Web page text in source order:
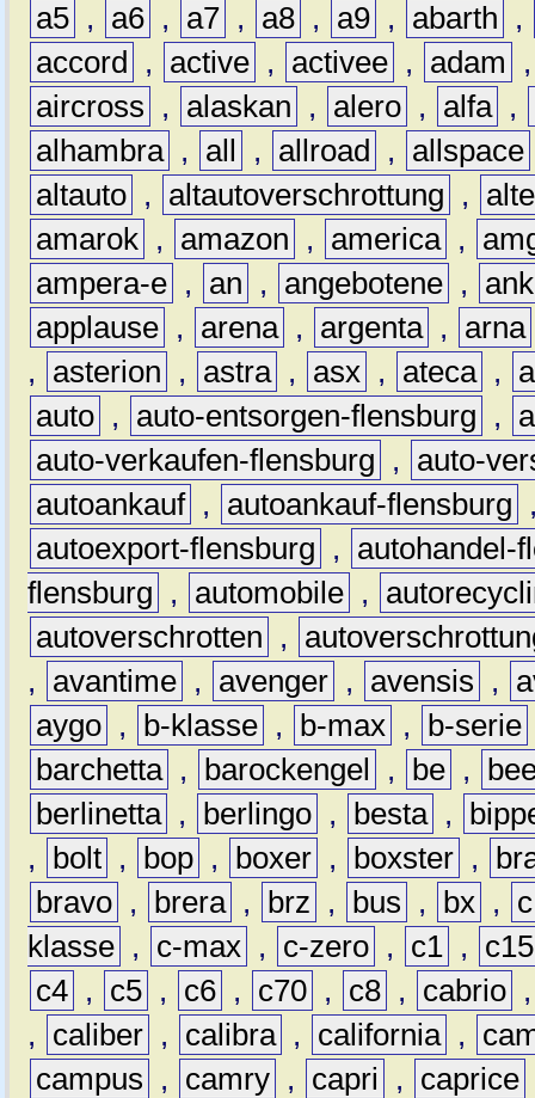
a5 , a6 , a7 , a8 , a9 , abarth
,
accord
, active , activee , adam
aircross
, alaskan , alero , alfa ,
alhambra , all , allroad , allspace
altauto , altautoverschrottung ,
amarok , amazon , america ,
ampera-e , an , angebotene ,
applause , arena , argenta , arna
,
asterion , astra , asx , ateca ,
auto , auto-entsorgen-flensburg ,
auto-verkaufen-flensburg
,
auto-
autoankauf , autoankauf-flensburg
autoexport-flensburg
,
autohandel-
flensburg
, automobile ,
autoverschrotten
,
,
avantime , avenger , avensis ,
aygo , b-klasse , b-max , b-serie
barchetta , barockengel , be ,
berlinetta , berlingo , besta ,
,
bolt , bop , boxer , boxster ,
bravo , brera , brz , bus , bx ,
c
klasse , c-max , c-zero , c1 ,
c15
c4 , c5 , c6 , c70 , c8 , cabrio
,
caliber , calibra , california ,
campus
, camry , capri , caprice